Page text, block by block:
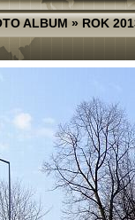
ALBUM»ROK